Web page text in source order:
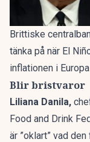
Brittiske
tänka på när El
inflationen i
Blir bristvaror
Liliana Danila,
Food and Drink
är ”oklart” vad